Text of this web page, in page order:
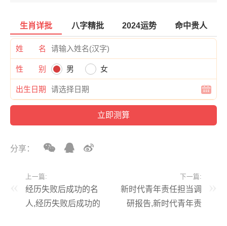
生肖详批 八字精批 2024运势 命中贵人
姓 名
性 别 男 女
出生日期
分享：
上一篇:
经历失败后成功的名
人,经历失败后成功的
下一篇:
新时代青年责任担当调
研报告,新时代青年责